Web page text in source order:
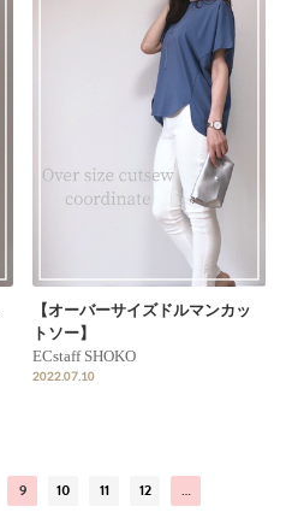
【オーバーサイズドルマンカッ
トソー】
ECstaff SHOKO
2022.07.10
9 10 11 12 …